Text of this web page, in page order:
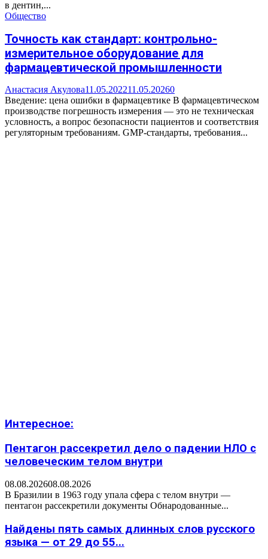
в дентин,...
Общество
Точность как стандарт: контрольно-
измерительное оборудование для
фармацевтической промышленности
Анастасия Акулова11.05.202211.05.20260
Введение: цена ошибки в фармацевтике В фармацевтическом
производстве погрешность измерения — это не техническая
условность, а вопрос безопасности пациентов и соответствия
регуляторным требованиям. GMP-стандарты, требования...
Интересное:
Пентагон рассекретил дело о падении НЛО с
человеческим телом внутри
08.08.202608.08.2026
В Бразилии в 1963 году упала сфера с телом внутри —
пентагон рассекретили документы Обнародованные...
Найдены пять самых длинных слов русского
языка — от 29 до 55...